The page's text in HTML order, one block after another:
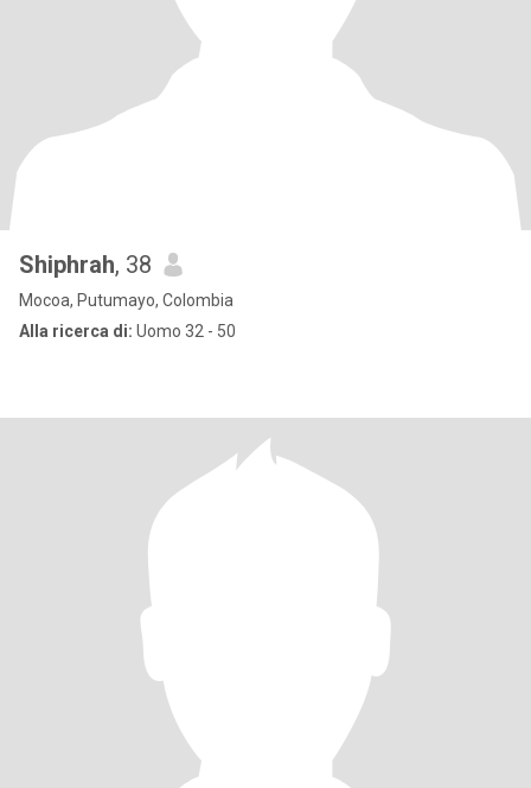
Shiphrah, 38
Mocoa, Putumayo, Colombia
Alla ricerca di: Uomo 32 - 50